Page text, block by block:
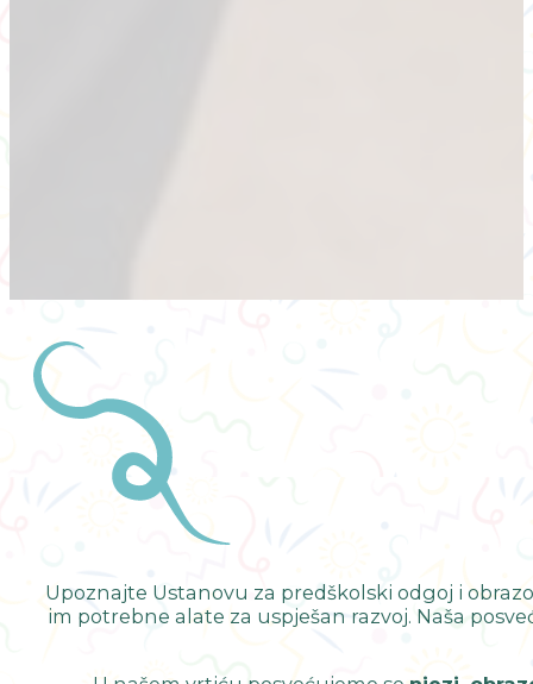
Upoznajte Ustanovu za predškolski odgoj i
im potrebne alate za uspješan razvoj. Naša